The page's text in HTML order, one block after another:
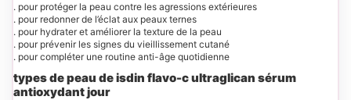
. pour protéger la peau contre les agressions extérieures
. pour redonner de l’éclat aux peaux ternes
. pour hydrater et améliorer la texture de la peau
. pour prévenir les signes du vieillissement cutané
. pour compléter une routine anti-âge quotidienne
types de peau de isdin flavo-c ultraglican sérum
antioxydant jour